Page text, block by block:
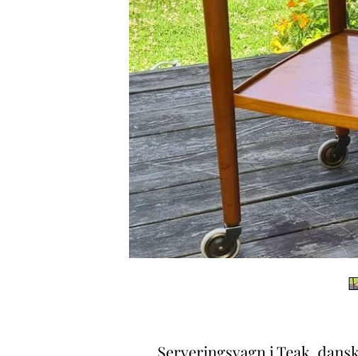
Serveringsvagn i Teak,